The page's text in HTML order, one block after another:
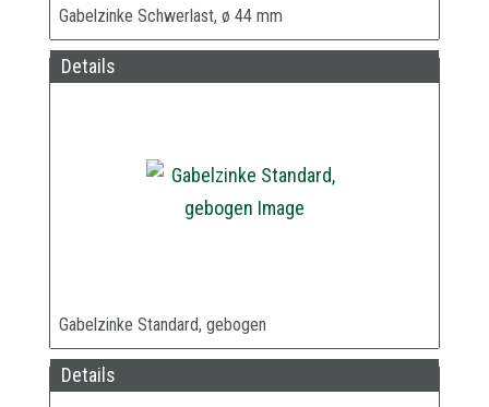
Gabelzinke Schwerlast, ø 44 mm
Details
Gabelzinke Standard, gebogen
Details